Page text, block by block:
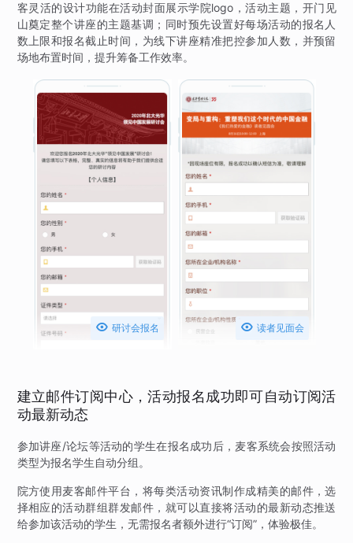
客灵活的设计功能在活动封面展示学院logo，活动主题，开门见
山奠定整个讲座的主题基调；同时预先设置好每场活动的报名人
数上限和报名截止时间，为线下讲座精准把控参加人数，并预留
场地布置时间，提升筹备工作效率。
 研讨会报名  读者见面会
建立邮件订阅中心，活动报名成功即可自动订阅活
动最新动态
参加讲座/论坛等活动的学生在报名成功后，麦客系统会按照活动
类型为报名学生自动分组。
院方使用麦客邮件平台，将每类活动资讯制作成精美的邮件，选
择相应的活动群组群发邮件，就可以直接将活动的最新动态推送
给参加该活动的学生，无需报名者额外进行“订阅”，体验极佳。